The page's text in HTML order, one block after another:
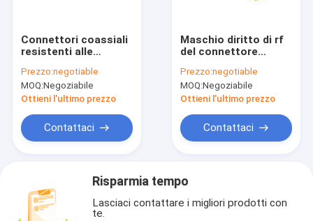
Connettori coassiali
resistenti alle
maschio di SMB al
connettore
femminile
SMB
Prezzo:negotiable
MOQ:Negoziabile
Ottieni l'ultimo prezzo
Contattaci
Maschio diritto di rf
del connettore
dell'antenna
all'adattatore della
femmina di SMA
Prezzo:negotiable
MOQ:Negoziabile
Ottieni l'ultimo prezzo
Contattaci
Risparmia tempo
Lasciaci contattare i migliori prodotti con
te.